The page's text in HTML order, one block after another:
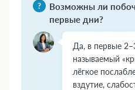
Возможны ли
первые дни?
Да, в первые
называемый
лёгкое
вздутие,